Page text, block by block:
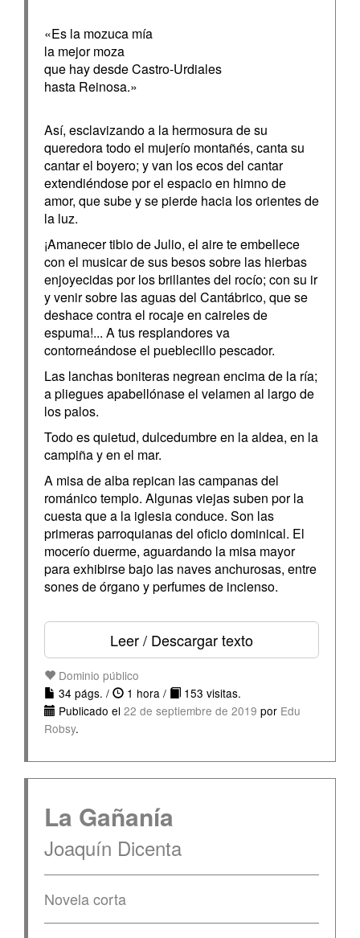
«Es la mozuca mía
la mejor moza
que hay desde Castro-Urdiales
hasta Reinosa.»
Así, esclavizando a la hermosura de su
queredora todo el mujerío montañés, canta su
cantar el boyero; y van los ecos del cantar
extendiéndose por el espacio en himno de
amor, que sube y se pierde hacia los orientes de
la luz.
¡Amanecer tibio de Julio, el aire te embellece
con el musicar de sus besos sobre las hierbas
enjoyecidas por los brillantes del rocío; con su ir
y venir sobre las aguas del Cantábrico, que se
deshace contra el rocaje en caireles de
espuma!... A tus resplandores va
contorneándose el pueblecillo pescador.
Las lanchas boniteras negrean encima de la ría;
a pliegues apabellónase el velamen al largo de
los palos.
Todo es quietud, dulcedumbre en la aldea, en la
campiña y en el mar.
A misa de alba repican las campanas del
románico templo. Algunas viejas suben por la
cuesta que a la iglesia conduce. Son las
primeras parroquianas del oficio dominical. El
mocerío duerme, aguardando la misa mayor
para exhibirse bajo las naves anchurosas, entre
sones de órgano y perfumes de incienso.
Leer / Descargar texto
Dominio público
34 págs. /
1 hora /
153 visitas.
Publicado el 22 de septiembre de 2019 por Edu
Robsy.
La Gañanía
Joaquín Dicenta
Novela corta